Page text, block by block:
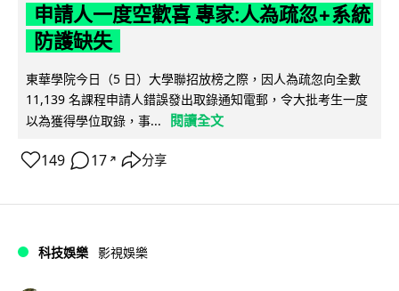
申請人一度空歡喜 專家:人為疏忽+系統
防護缺失
東華學院今日（5 日）大學聯招放榜之際，因人為疏忽向全數
11,139 名課程申請人錯誤發出取錄通知電郵，令大批考生一度
以為獲得學位取錄，事...
閱讀全文
149 17 ↗ 分享
科技娛樂 影視娛樂